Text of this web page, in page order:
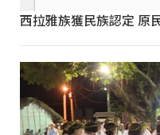
西拉雅族獲民族認定 原